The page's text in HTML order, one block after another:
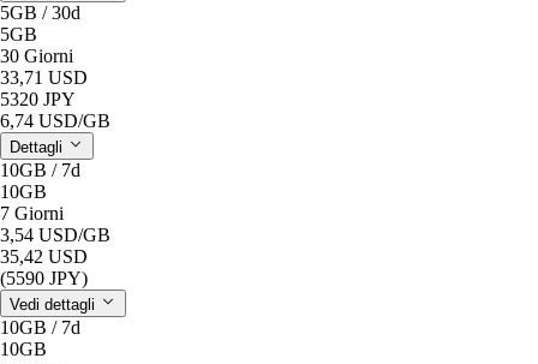
5GB / 30d
5GB
30 Giorni
33,71 USD
5320 JPY
6,74 USD/GB
Dettagli
10GB / 7d
10GB
7 Giorni
3,54 USD/GB
35,42 USD
(5590 JPY)
Vedi dettagli
10GB / 7d
10GB